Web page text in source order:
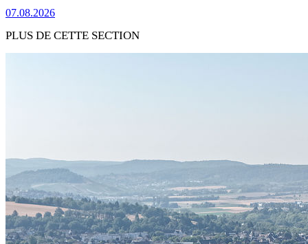
07.08.2026
PLUS DE CETTE SECTION